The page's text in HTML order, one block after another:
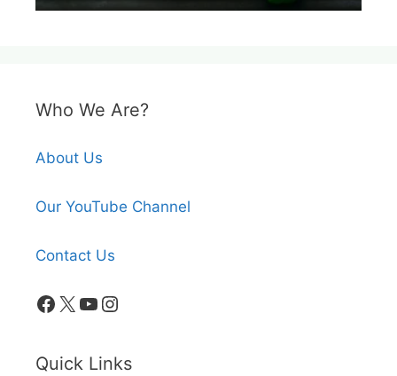
Who We Are?
About Us
Our YouTube Channel
Contact Us
Facebook
X YouTube
Instagram
Quick Links